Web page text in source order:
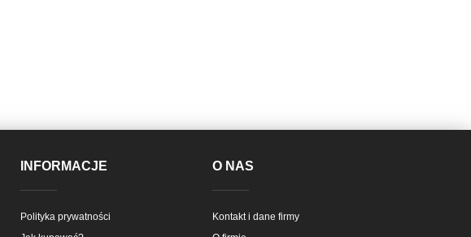
INFORMACJE
Polityka prywatności
O NAS
Kontakt i dane firmy